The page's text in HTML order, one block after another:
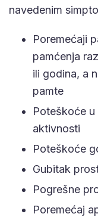
navedenim
Poremećaji
pamćenja
ili godina, a
pamte
Poteškoće
aktivnosti
Poteškoće
Gubitak
Pogrešne
Poremećaj